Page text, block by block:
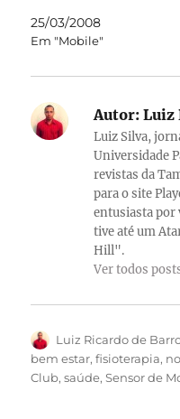
25/03/2008
Em "Mobile"
Autor: Luiz
Luiz Silva,
Universidade
revistas da
para o site
entusiasta por
tive até um
Hill".
Ver todos
Autor
Luiz Ricardo de
bem estar,fisioterapia,
Club,saúde,Sensor de